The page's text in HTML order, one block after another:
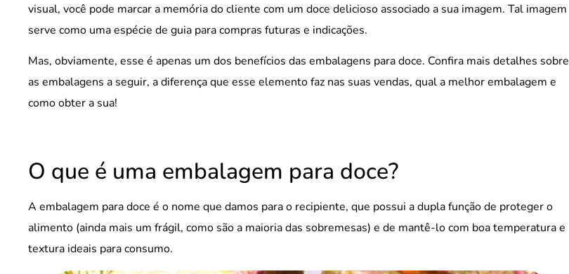
visual, você pode marcar a memória do cliente com um doce delicioso associado a sua imagem. Tal imagem
serve como uma espécie de guia para compras futuras e indicações.
Mas, obviamente, esse é apenas um dos benefícios das embalagens para doce. Confira mais detalhes sobre
as embalagens a seguir, a diferença que esse elemento faz nas suas vendas, qual a melhor embalagem e
como obter a sua!
O que é uma embalagem para doce?
A embalagem para doce é o nome que damos para o recipiente, que possui a dupla função de proteger o
alimento (ainda mais um frágil, como são a maioria das sobremesas) e de mantê-lo com boa temperatura e
textura ideais para consumo.